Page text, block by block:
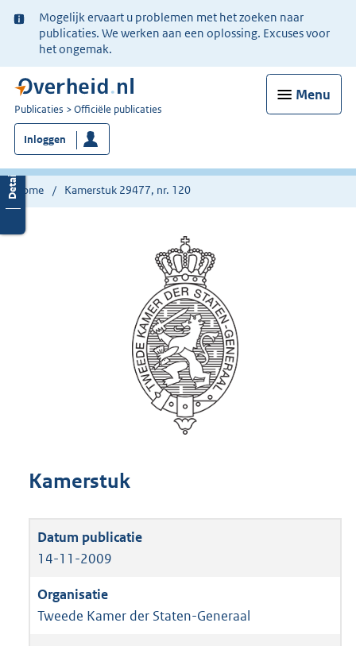
Ter
informatie:
Mogelijk ervaart u problemen met het zoeken naar
publicaties. We werken aan een oplossing. Excuses voor
het ongemak.
Menu
U
bent
nu
hier:
Publicaties Officiële publicaties
Inloggen
Home Kamerstuk 29477, nr. 120
Kamerstuk
14-11-2009
Tweede Kamer der Staten-Generaal